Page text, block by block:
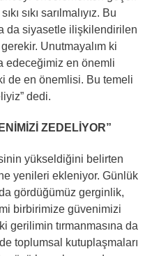
sıkı sarılmalıyız. Bu
da siyasetle ilişkilendirilen
Unutmayalım ki
edeceğimiz en önemli
de en önemlisi. Bu temeli
dedi.
ZEDELİYOR”
yükseldiğini belirten
yenileri ekleniyor. Günlük
gördüğümüz gerginlik,
birbirimize güvenimizi
gerilimin tırmanmasına da
toplumsal kutuplaşmaları